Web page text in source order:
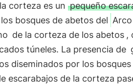
corteza es un pequeño
bosques de abetos del
de la corteza de los abetos ,
túneles. La presencia de
diseminados por los bosques
escarabajos de la corteza